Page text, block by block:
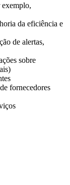
da eficiência e
de alertas,
sobre
fornecedores